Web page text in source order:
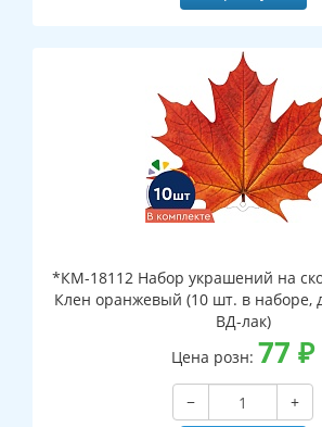
*КМ-18112 Набор украшений на
Клен оранжевый (10 шт. в наборе,
ВД-лак)
Цена розн: 77 ₽
−
+